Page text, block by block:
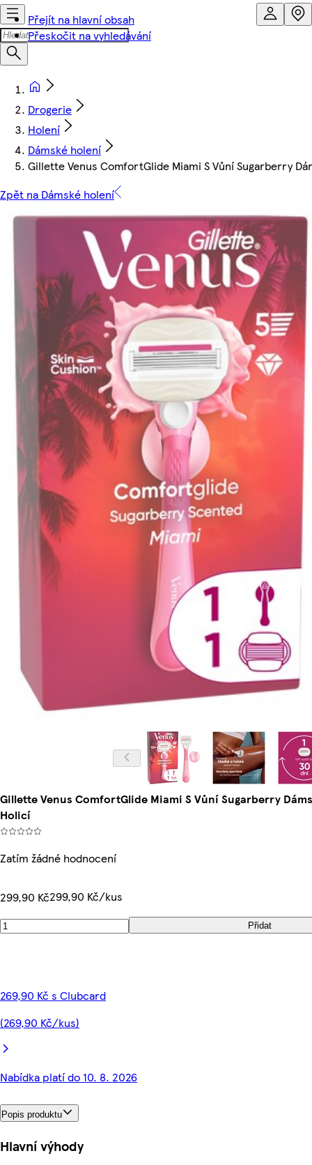
Přejít na hlavní obsah
Přeskočit na vyhledávání
Drogerie
Holení
Dámské holení
Gillette Venus ComfortGlide Miami S Vůní Sugarberry
Zpět na Dámské holení
Gillette Venus ComfortGlide Miami S Vůní Sugarberry
Holicí
Zatím žádné hodnocení
299,90 Kč299,90 Kč/kus
Přidat
269,90 Kč s Clubcard
(269,90 Kč/kus)
Nabídka platí do 10. 8. 2026
Popis produktu
Hlavní výhody